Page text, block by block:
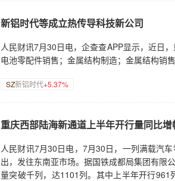
新铝时代等成立热传导科技新公司
人民财讯7月30日电，企查查APP显示，近日
电池零配件销售；金属结构制造；金属结构销
SZ新铝时代+5.37%
重庆西部陆海新通道上半年开行量同比
人民财讯7月30日电，7月30日，一列满载汽
出，发往东南亚市场。据国铁成都局集团有限
量突破千列，达1101列。其中上半年开行